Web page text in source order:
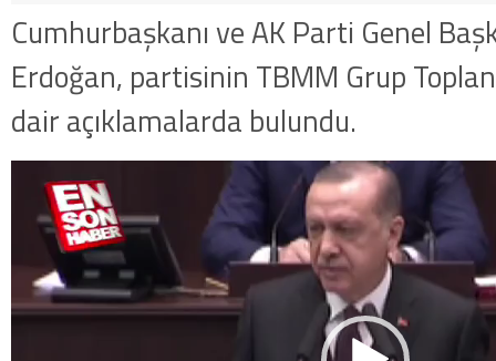
Cumhurbaşkanı ve AK Parti Genel
Erdoğan, partisinin TBMM Grup
dair açıklamalarda bulundu.
oynatıcı